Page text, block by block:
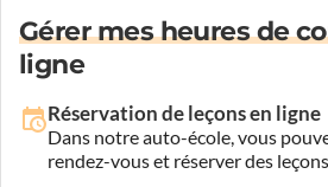
Gérer mes heures de
ligne
Réservation de leçons en ligne
Dans notre auto-école, vous
rendez-vous et réserver des